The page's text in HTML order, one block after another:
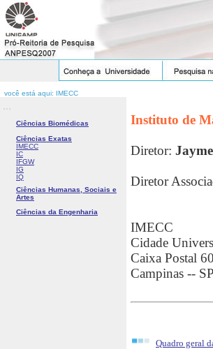
você está aqui: IMECC
...
Ciências Biomédicas
Ciências Exatas
IMECC
IC
IFGW
IG
IQ
Ciências Humanas, Sociais e
Artes
Ciências da Engenharia
Instituto de
Diretor:
Diretor
IMECC
Cidade
Caixa Postal
Campinas -- SP
Quadro geral